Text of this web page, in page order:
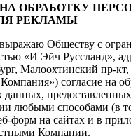
ОБРАБОТКУ
РЕКЛАМЫ
Обществу с
«И Эйч Руссланд»,
Малоохтинский пр-кт,
согласие на
данных,
любыми способами (в
форм на сайтах и в
Компании.